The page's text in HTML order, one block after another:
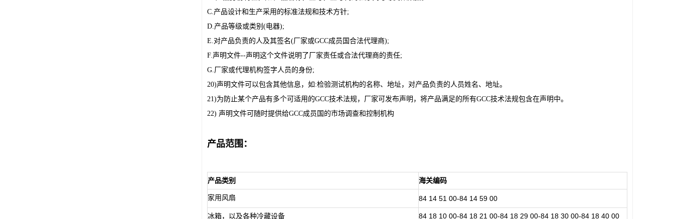
C.产品设计和生产采用的标准法规和技术方针;
D.产品等级或类别(电器);
E.对产品负责的人及其签名(厂家或GCC成员国合法代理商);
F.声明文件--声明这个文件说明了厂家责任或合法代理商的责任;
G.厂家或代理机构签字人员的身份;
20)声明文件可以包含其他信息，如:检验测试机构的名称、地址，对产品负责的人员姓名、地址。
21)为防止某个产品有多个可适用的GCC技术法规，厂家可发布声明，将产品满足的所有GCC技术法规包含在声明中。
22) 声明文件可随时提供给GCC成员国的市场调查和控制机构
产品范围：
产品类别 海关编码
家用风扇 84 14 51 00-84 14 59 00
冰箱，以及各种冷藏设备 84 18 10 00-84 18 21 00-84 18 29 00-84 18 30 00-84 18 40 00